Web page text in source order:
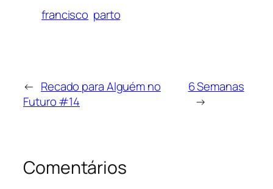
francisco parto
← Recado para Alguém no
Futuro #14
6 Semanas
→
Comentários